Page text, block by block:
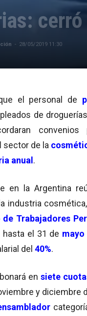
- 28/05/2019 11:30
el personal de
de
convenios
sector de la
anual.
en la Argentina
industria
Trabajadores
el 31 de
del 40%.
en siete
y diciembre